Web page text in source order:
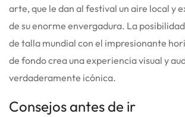
arte, que le dan al festival un aire local y
de su enorme envergadura. La
de talla mundial con el impresionante
de fondo crea una experiencia visual y
verdaderamente icónica.
Consejos antes de ir